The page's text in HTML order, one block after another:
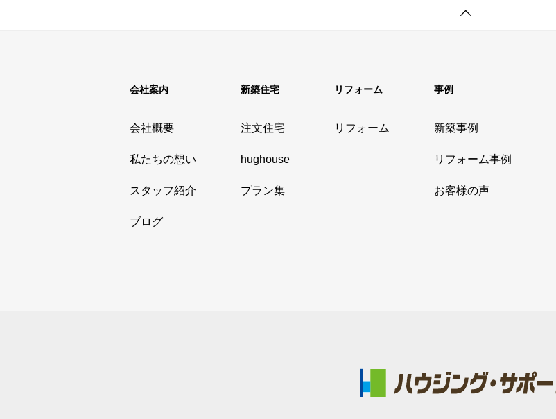
会社案内
会社概要
私たちの想い
スタッフ紹介
ブログ
新築住宅
注文住宅
hughouse
プラン集
リフォーム
リフォーム
事例
新築事例
リフォーム事例
お客様の声